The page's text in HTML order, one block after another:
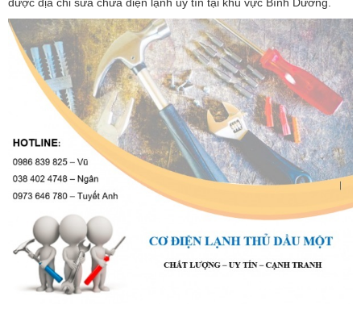
được địa chỉ sửa chữa điện lạnh uy tín tại khu vực Bình Dương.